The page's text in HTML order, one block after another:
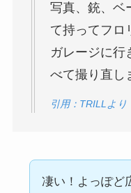
写真、銃、ベ
て持ってフロ
ガレージに行
べて撮り直し
引用：TRILLより
凄い！よっぽど